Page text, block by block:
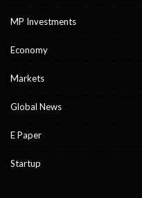
MP Investments
Economy
Markets
Global News
E Paper
Startup